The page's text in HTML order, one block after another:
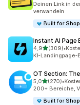
Deinen Link in
verwandeln
Built for
Instant AI Page
4,9von 5 Sternen
(309)
309 •
KI-Landingpage-
OT Section:
5,0von 5 Sternen
(270)
270 •
200+ Bereiche,
Built for